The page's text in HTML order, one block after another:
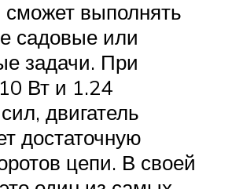
выполнять
садовые или
задачи. При
Вт и 1.24
двигатель
достаточную
цепи. В своей